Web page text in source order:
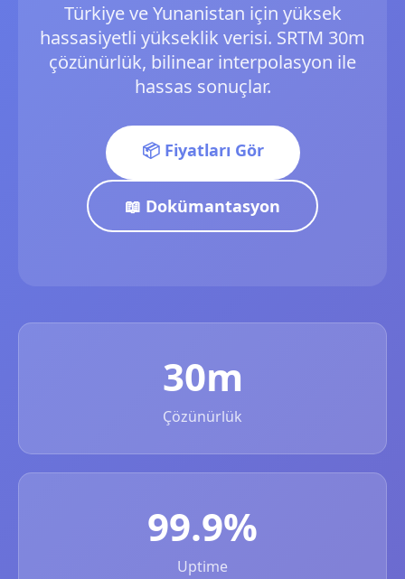
Kayıt
Türkiye ve Yunanistan için yüksek
hassasiyetli yükseklik verisi. SRTM 30m
çözünürlük, bilinear interpolasyon ile
hassas sonuçlar.
📦 Fiyatları Gör
📖 Dokümantasyon
30m
Çözünürlük
99.9%
Uptime